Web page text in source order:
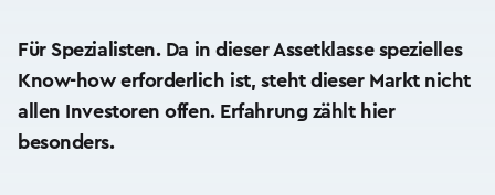
Für Spezialisten. Da in dieser Assetklasse spezielles
Know-how erforderlich ist, steht dieser Markt nicht
allen Investoren offen. Erfahrung zählt hier
besonders.